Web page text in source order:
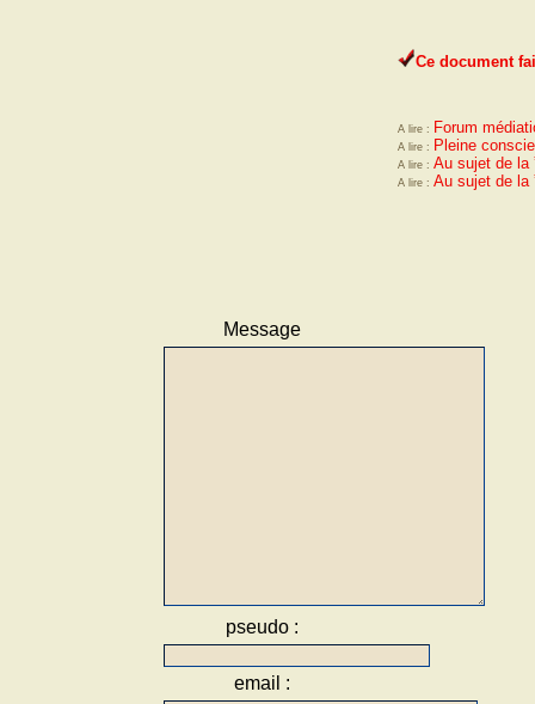
Forum
Pleine
Au sujet de la
Au sujet de la
Message
pseudo :
email :